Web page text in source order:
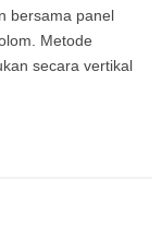
bersama panel
Metode
secara vertikal